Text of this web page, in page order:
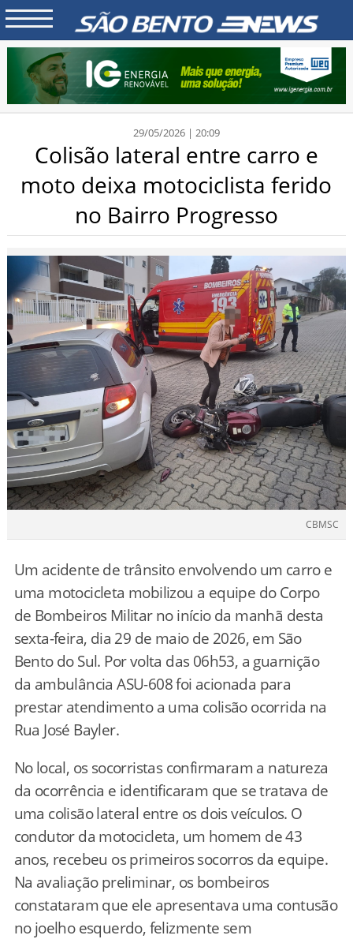
29/05/2026 | 20:09
Colisão lateral entre carro e
moto deixa motociclista ferido
no Bairro Progresso
CBMSC
Um acidente de trânsito envolvendo um carro e
uma motocicleta mobilizou a equipe do Corpo
de Bombeiros Militar no início da manhã desta
sexta-feira, dia 29 de maio de 2026, em São
Bento do Sul. Por volta das 06h53, a guarnição
da ambulância ASU-608 foi acionada para
prestar atendimento a uma colisão ocorrida na
Rua José Bayler.
No local, os socorristas confirmaram a natureza
da ocorrência e identificaram que se tratava de
uma colisão lateral entre os dois veículos. O
condutor da motocicleta, um homem de 43
anos, recebeu os primeiros socorros da equipe.
Na avaliação preliminar, os bombeiros
constataram que ele apresentava uma contusão
no joelho esquerdo, felizmente sem